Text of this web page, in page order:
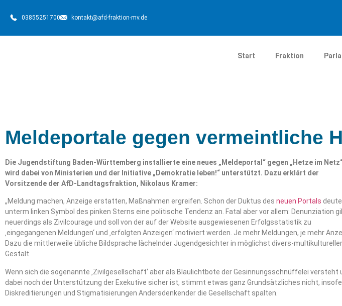
03855251700 kontakt@afd-fraktion-mv.de
Start Fraktion
Meldeportale gegen vermeintliche
Die Jugendstiftung Baden-Württemberg installierte eine neues „Meldeportal“ gegen „Hetze im
wird dabei von Ministerien und der Initiative „Demokratie leben!“ unterstützt. Dazu erklärt der
Vorsitzende der AfD-Landtagsfraktion, Nikolaus Kramer:
„Meldung machen, Anzeige erstatten, Maßnahmen ergreifen. Schon der Duktus des neuen Portals
unterm linken Symbol des pinken Sterns eine politische Tendenz an. Fatal aber vor allem: Denunziation
neuerdings als Zivilcourage und soll von der auf der Website ausgewiesenen Erfolgsstatistik zu
‚eingegangenen Meldungen‘ und ‚erfolgten Anzeigen‘ motiviert werden. Je mehr Meldungen, je mehr
Dazu die mittlerweile übliche Bildsprache lächelnder Jugendgesichter in möglichst divers-multikultureller
Gestalt.
Wenn sich die sogenannte ‚Zivilgesellschaft‘ aber als Blaulichtbote der Gesinnungsschnüffelei versteht
dabei noch der Unterstützung der Exekutive sicher ist, stimmt etwas ganz Grundsätzliches nicht,
Diskreditierungen und Stigmatisierungen Andersdenkender die Gesellschaft spalten.